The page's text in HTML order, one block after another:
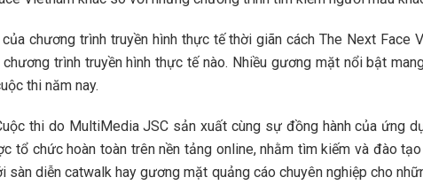
chương trình truyền hình thực tế thời giãn cách The Next
trình truyền hình thực tế nào. Nhiều gương mặt nổi bật
thi năm nay.
thi do MultiMedia JSC sản xuất cùng sự đồng hành của ứng
tổ chức hoàn toàn trên nền tảng online, nhằm tìm kiếm và đào
diễn catwalk hay gương mặt quảng cáo chuyên nghiệp cho